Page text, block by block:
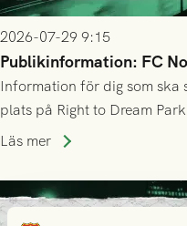
2026-07-29 9:15
Publikinformation: FC
Information för dig som ska
plats på Right to Dream
Läs mer